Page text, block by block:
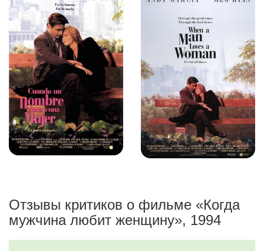
Отзывы критиков о фильме «Когда
мужчина любит женщину», 1994